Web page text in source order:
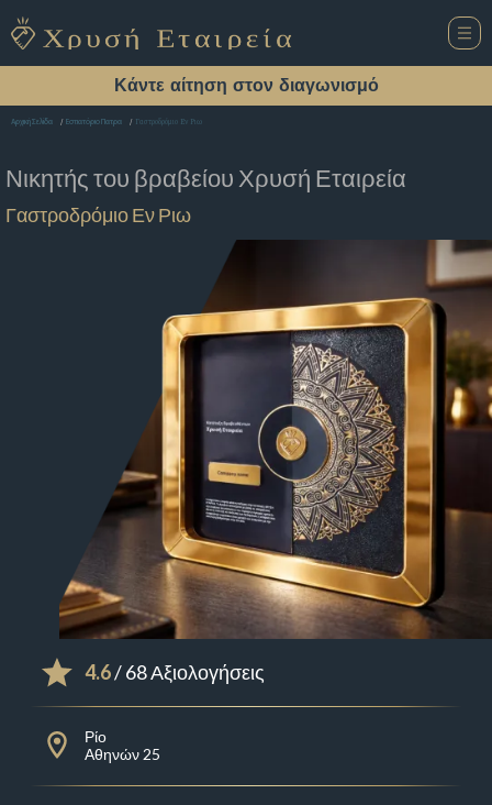
Κάντε αίτηση στον διαγωνισμό
Αρχική Σελίδα Εστιατόριο Πατρα Γαστροδρόμιο Εν Ριω
Νικητής του βραβείου Χρυσή Εταιρεία
Γαστροδρόμιο Εν Ριω
4.6/ 68 Αξιολογήσεις
Ρίο
Αθηνών 25